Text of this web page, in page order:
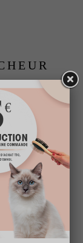
€ TTC